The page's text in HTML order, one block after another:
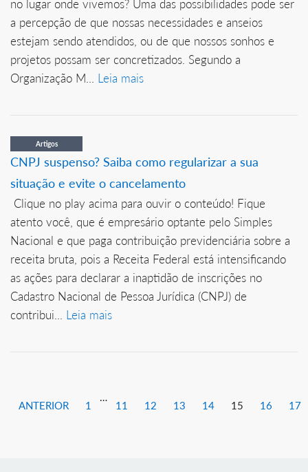
no lugar onde vivemos? Uma das possibilidades pode ser
a percepção de que nossas necessidades e anseios
estejam sendo atendidos, ou de que nossos sonhos e
projetos possam ser concretizados. Segundo a
Organização M... Leia mais
Artigos
CNPJ suspenso? Saiba como regularizar a sua
situação e evite o cancelamento
Clique no play acima para ouvir o conteúdo! Fique
atento você, que é empresário optante pelo Simples
Nacional e que paga contribuição previdenciária sobre a
receita bruta, pois a Receita Federal está intensificando
as ações para declarar a inaptidão de inscrições no
Cadastro Nacional de Pessoa Jurídica (CNPJ) de
contribui... Leia mais
ANTERIOR 1
…
11 12 13 14 15 16 17